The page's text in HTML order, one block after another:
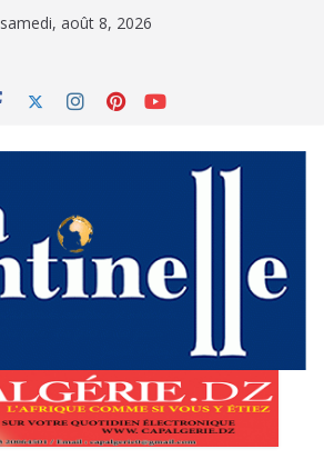
samedi, août 8, 2026